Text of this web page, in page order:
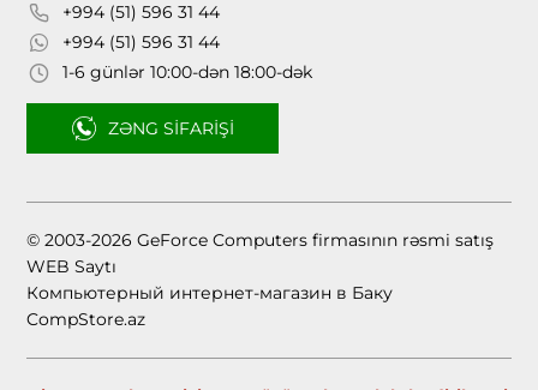
+994 (51) 596 31 44
+994 (51) 596 31 44
1-6 günlər 10:00-dən 18:00-dək
ZƏNG SIFARIŞI
© 2003-2026 GeForce Computers firmasının rəsmi satış
WEB Saytı
Компьютерный интернет-магазин в Баку
CompStore.az